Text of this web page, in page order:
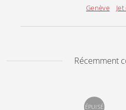
Genève
Récemment
ÉPUISÉ